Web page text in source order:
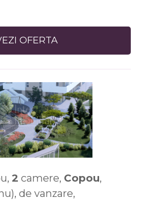
OFERTA
2 camere, Copou,
de vanzare,